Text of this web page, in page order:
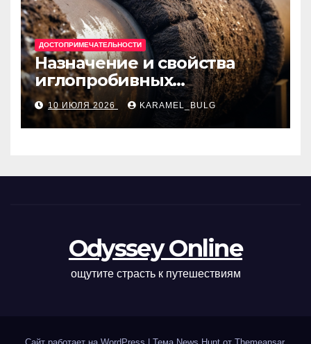
ДОСТОПРИМЕЧАТЕЛЬНОСТИ
Назначение и свойства
иглопробивных
базальтовых огнеупорных
матов
10 ИЮЛЯ 2026 KARAMEL_BULG
Odyssey Online
ощутите страсть к путешествиям